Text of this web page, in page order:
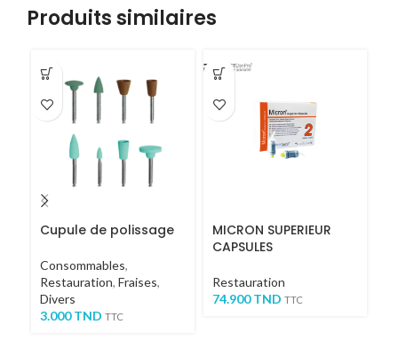
Produits similaires
Cupule de polissage
Consommables,
Restauration, Fraises,
Divers
3.000TND TTC
MICRON SUPERIEUR
CAPSULES
Restauration
74.900TND TTC